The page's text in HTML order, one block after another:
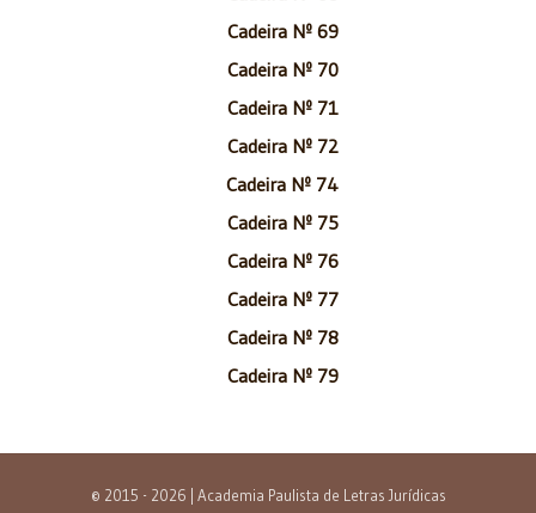
Cadeira Nº 69
Cadeira Nº 70
Cadeira Nº 71
Cadeira Nº 72
Cadeira Nº 74
Cadeira Nº 75
Cadeira Nº 76
Cadeira Nº 77
Cadeira Nº 78
Cadeira Nº 79
© 2015 - 2026 | Academia Paulista de Letras Jurídicas